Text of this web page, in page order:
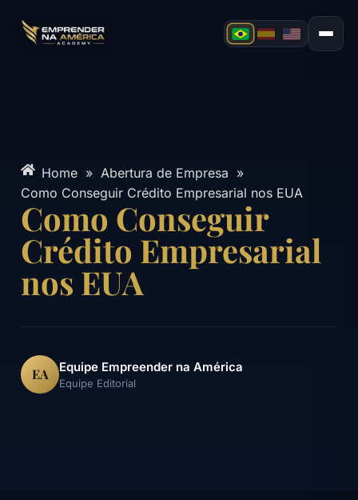
Home » Abertura de Empresa »
Como Conseguir Crédito Empresarial nos EUA
Como Conseguir
Crédito Empresarial
nos EUA
EA Equipe Empreender na América
Equipe Editorial